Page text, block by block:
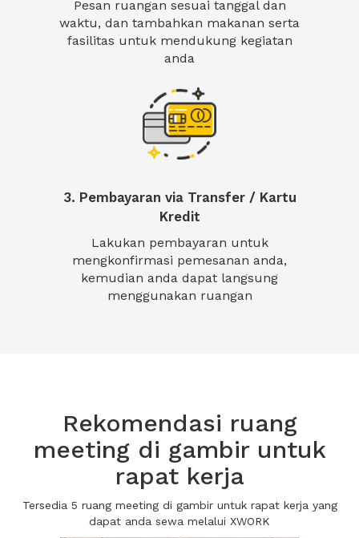
Pesan ruangan sesuai tanggal dan
waktu, dan tambahkan makanan serta
fasilitas untuk mendukung kegiatan
anda
3. Pembayaran via Transfer / Kartu
Kredit
Lakukan pembayaran untuk
mengkonfirmasi pemesanan anda,
kemudian anda dapat langsung
menggunakan ruangan
Rekomendasi ruang
meeting di gambir untuk
rapat kerja
Tersedia 5 ruang meeting di gambir untuk rapat kerja yang
dapat anda sewa melalui XWORK